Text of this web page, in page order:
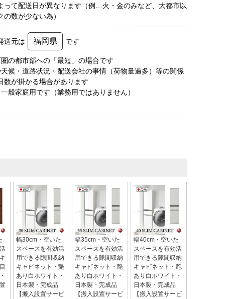
って配送日が異なります（例…火・金のみなど、大都市以
の数が少ない為）
送元は 福岡県 です
の都市部への「最短」の場合です
候・道路状況・配送会社の事情（荷物量過多）等の関係
数が掛かる場合があります
般家庭用です（業務用ではありません）
幅30cm・空いた
スペースを有効活
用できる隙間収納
キャビネット・艶
あり白ホワイト・
日本製・完成品
【搬入設置サービ
幅35cm・空いた
スペースを有効活
用できる隙間収納
キャビネット・艶
あり白ホワイト・
日本製・完成品
【搬入設置サービ
幅40cm・空いた
スペースを有効活
用できる隙間収納
キャビネット・艶
あり白ホワイト・
日本製・完成品
【搬入設置サービ